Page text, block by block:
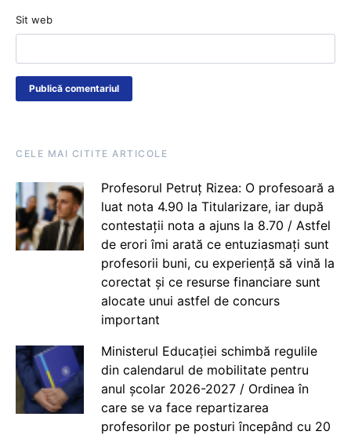
Sit web
CELE MAI CITITE ARTICOLE
Profesorul Petruț Rizea: O profesoară a
luat nota 4.90 la Titularizare, iar după
contestații nota a ajuns la 8.70 / Astfel
de erori îmi arată ce entuziasmați sunt
profesorii buni, cu experiență să vină la
corectat și ce resurse financiare sunt
alocate unui astfel de concurs
important
Ministerul Educației schimbă regulile
din calendarul de mobilitate pentru
anul școlar 2026-2027 / Ordinea în
care se va face repartizarea
profesorilor pe posturi începând cu 20